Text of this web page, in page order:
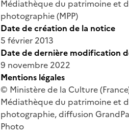
Médiathèque du patrimoine et
photographie (MPP)
Date de création de la notice
5 février 2013
Date de dernière modification
9 novembre 2022
Mentions légales
© Ministère de la Culture
Médiathèque du patrimoine et
photographie, diffusion
Photo